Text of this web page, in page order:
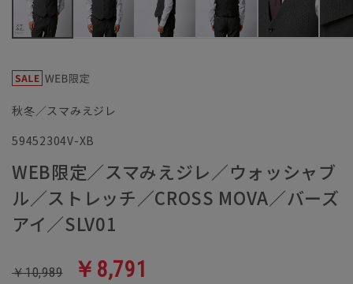
秋冬／スマみえジレ
59452304V-XB
WEB限定／スマみえジレ／ウォッシャブ
ル／ストレッチ／CROSS MOVA／バーズ
アイ／SLV01
￥10,989 ￥8,791